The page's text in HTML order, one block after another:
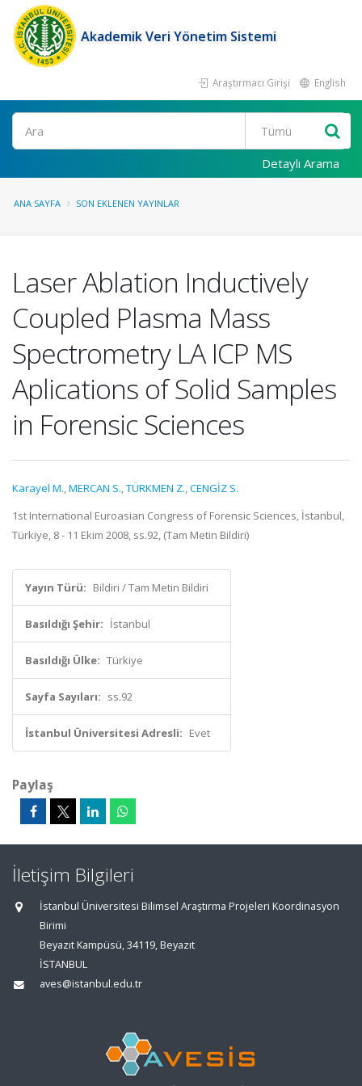
Akademik Veri Yönetim Sistemi
Araştırmacı Girişi English
Ara
Detaylı Arama
ANA SAYFA SON EKLENEN YAYINLAR
Laser Ablation Inductively
Coupled Plasma Mass
Spectrometry LA ICP MS
Aplications of Solid Samples
in Forensic Sciences
Karayel M.,MERCAN S.,TÜRKMEN Z.,CENGİZ S.
1st International Euroasian Congress of Forensic Sciences, İstanbul,
Türkiye, 8 - 11 Ekim 2008, ss.92, (Tam Metin Bildiri)
Yayın Türü: Bildiri / Tam Metin Bildiri
Basıldığı Şehir: İstanbul
Basıldığı Ülke: Türkiye
Sayfa Sayıları: ss.92
İstanbul Üniversitesi Adresli: Evet
Paylaş
İletişim Bilgileri
İstanbul Üniversitesi Bilimsel Araştırma Projeleri Koordinasyon
Birimi
Beyazıt Kampüsü, 34119, Beyazıt
İSTANBUL
aves@istanbul.edu.tr